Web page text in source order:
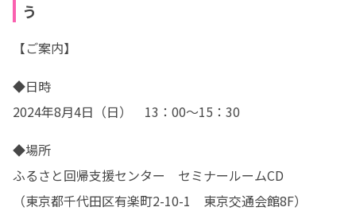
う
【ご案内】
◆日時
2024年8月4日（日）　13：00～15：30
◆場所
ふるさと回帰支援センター　セミナールームCD
（東京都千代田区有楽町2-10-1　東京交通会館8F）